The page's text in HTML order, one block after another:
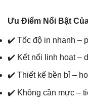
Ưu Điểm Nổi Bật
✔️ Tốc độ in nhanh –
✔️ Kết nối linh hoạt –
✔️ Thiết kế bền bỉ –
✔️ Không cần mực –